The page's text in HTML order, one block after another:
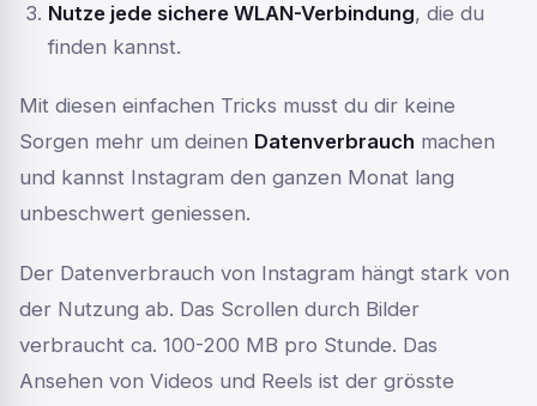
Nutze jede sichere WLAN-Verbindung, die du
finden kannst.
Mit diesen einfachen Tricks musst du dir keine
Sorgen mehr um deinen Datenverbrauch machen
und kannst Instagram den ganzen Monat lang
unbeschwert geniessen.
Der Datenverbrauch von Instagram hängt stark von
der Nutzung ab. Das Scrollen durch Bilder
verbraucht ca. 100-200 MB pro Stunde. Das
Ansehen von Videos und Reels ist der grösste